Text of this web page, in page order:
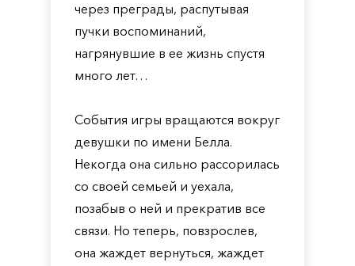
через преграды, распутывая
пучки воспоминаний,
нагрянувшие в ее жизнь спустя
много лет…
События игры вращаются вокруг
девушки по имени Белла.
Некогда она сильно рассорилась
со своей семьей и уехала,
позабыв о ней и прекратив все
связи. Но теперь, повзрослев,
она жаждет вернуться, жаждет